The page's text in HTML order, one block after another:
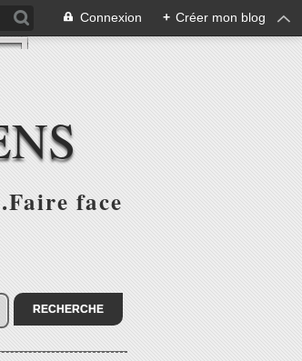
Connexion + Créer mon blog
face